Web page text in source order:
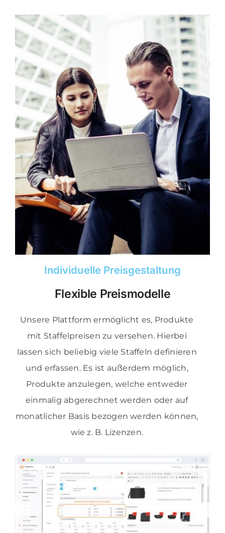
Individuelle Preisgestaltung
Flexible Preismodelle
Unsere Plattform ermöglicht es, Produkte
mit Staffelpreisen zu versehen. Hierbei
lassen sich beliebig viele Staffeln definieren
und erfassen. Es ist außerdem möglich,
Produkte anzulegen, welche entweder
einmalig abgerechnet werden oder auf
monatlicher Basis bezogen werden können,
wiez. B. Lizenzen.